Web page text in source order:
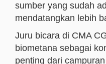
sumber yang sudah
mendatangkan lebih
Juru bicara di CMA
biometana sebagai
penting dari